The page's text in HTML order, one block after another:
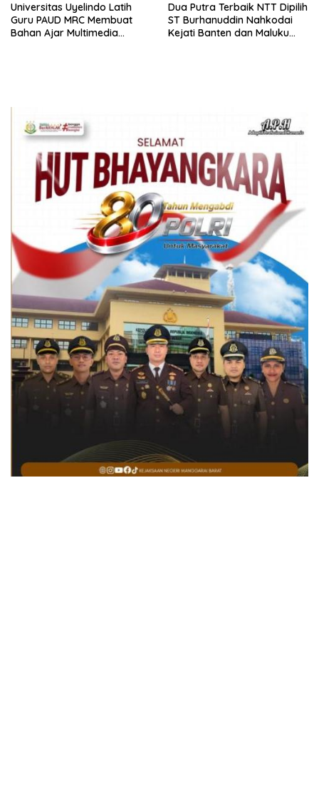
Universitas Uyelindo Latih
Guru PAUD MRC Membuat
Bahan Ajar Multimedia
Dua Putra Terbaik NTT Dipilih
ST Burhanuddin Nahkodai
Kejati Banten dan Maluku